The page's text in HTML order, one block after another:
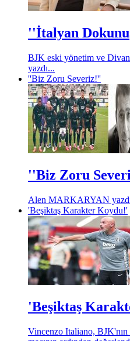
''İtalyan
BJK eski yönetim ve
yazdı...
''Biz Zoru Severiz!''
''Biz Zoru
Alen MARKARYAN
'Beşiktaş Karakter Koydu!'
'Beşiktaş
Vincenzo Italiano, BJK'nın